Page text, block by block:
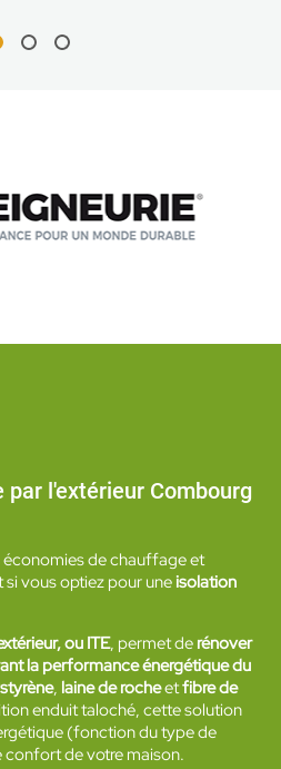
l'extérieur Combourg
économies de chauffage et
vous optiez pour une isolation
ou ITE, permet de rénover
la performance énergétique du
, laine de rocheetfibre de
enduit taloché, cette solution
(fonction du type de
de votre maison.